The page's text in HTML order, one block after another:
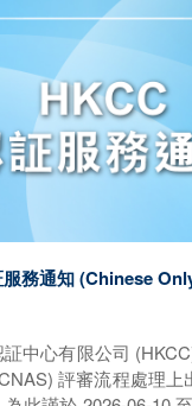
務通知 (Chinese
中心有限公司
評審流程處理上